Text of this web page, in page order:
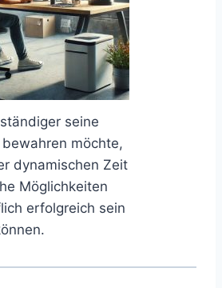
seine
möchte,
dynamischen Zeit
Möglichkeiten
erfolgreich sein